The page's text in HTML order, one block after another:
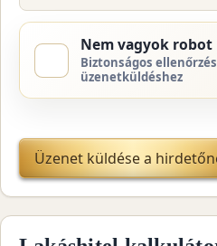
Nem vagyok robot
Biztonságos
üzenetküldéshez
Üzenet küldése a